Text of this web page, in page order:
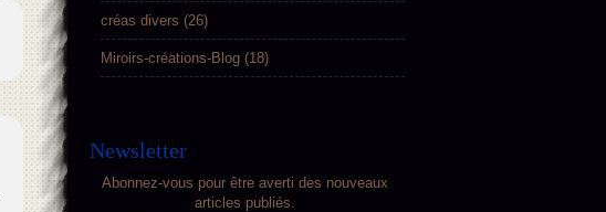
créas divers (26)
Miroirs-créations-Blog (18)
Newsletter
Abonnez-vous pour être averti des nouveaux
articles publiés.